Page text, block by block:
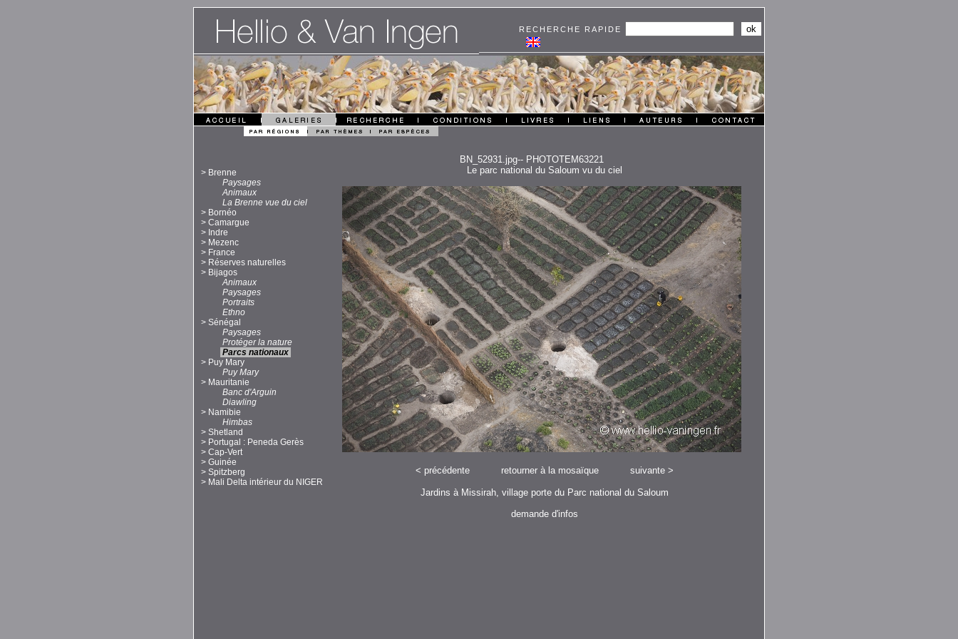
RECHERCHE RAPIDE
BN_52931.jpg-- PHOTOTEM63221
> Brenne
Paysages
Animaux
La Brenne vue du ciel
> Bornéo
> Camargue
> Indre
> Mezenc
> France
> Réserves naturelles
> Bijagos
Animaux
Paysages
Portraits
Ethno
> Sénégal
Paysages
Protéger la nature
Parcs nationaux
> Puy Mary
Puy Mary
> Mauritanie
Banc d'Arguin
Diawling
> Namibie
Himbas
> Shetland
> Portugal : Peneda Gerès
> Cap-Vert
> Guinée
> Spitzberg
> Mali Delta intérieur du NIGER
Le parc national du Saloum vu du ciel
< précédente retourner à la mosaïque suivante>
Jardins à Missirah, village porte du Parc national du Saloum
demande d'infos